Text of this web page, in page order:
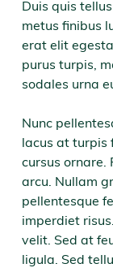
Duis quis
metus finibus
erat elit
purus turpis,
sodales urna
Nunc
lacus at turpis
cursus ornare.
arcu. Nullam
pellentesque
imperdiet
velit. Sed at
ligula. Sed